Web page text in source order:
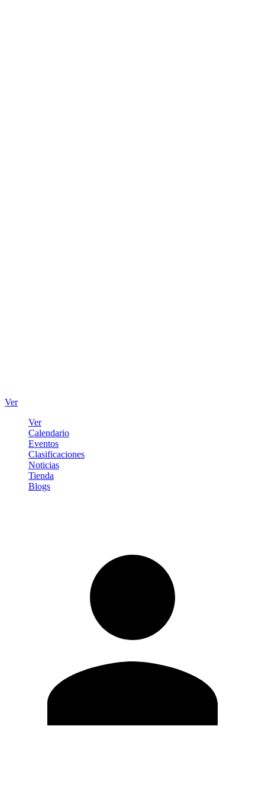
Ver
Ver
Calendario
Eventos
Clasificaciones
Noticias
Tienda
Blogs